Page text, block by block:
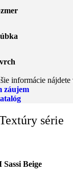
informácie
záujem
série
Sassi Beige